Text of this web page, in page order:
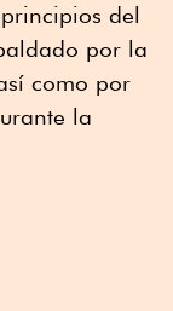
del
por la
como por
la